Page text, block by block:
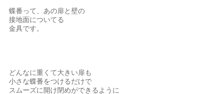
蝶番って、あの扉と壁の
接地面についてる
金具です。
どんなに重くて大きい扉も
小さな蝶番をつけるだけで
スムーズに開け閉めができるように